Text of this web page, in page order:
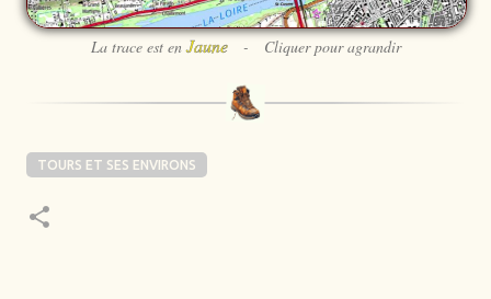
La trace est enJaune- Cliquer pour agrandir
TOURS ET SES ENVIRONS